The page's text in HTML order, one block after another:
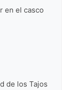
en el casco
de los Tajos